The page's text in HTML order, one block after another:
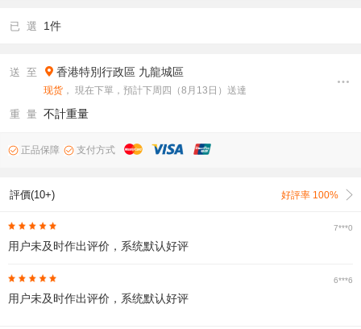
已 選 1件
送 至 香港特別行政區 九龍城區
现货 ， 現在下單，預計下周四（8月13日）送達
重 量 不計重量
正品保障 支付方式
評價(10+) 好評率 100%
7***0
用户未及时作出评价，系统默认好评
6***6
用户未及时作出评价，系统默认好评